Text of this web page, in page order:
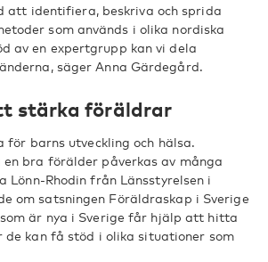
att identifiera, beskriva och sprida
som används i olika nordiska
av en expertgrupp kan vi dela
säger Anna Gärdegård.
stärka föräldrar
barns utveckling och hälsa.
bra förälder påverkas av många
Lönn-Rhodin från Länsstyrelsen i
om satsningen Föräldraskap i Sverige
är nya i Sverige får hjälp att hitta
de kan få stöd i olika situationer som